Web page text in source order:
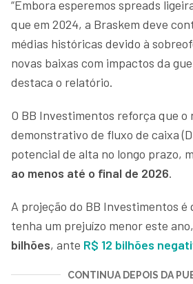
“Embora esperemos spreads
que em 2024, a Braskem deve
médias históricas devido à
novas baixas com impactos da
destaca o relatório.
O BB Investimentos reforça que
demonstrativo de fluxo de caixa
potencial de alta no longo prazo,
ao menos até o final de 2026.
A projeção do BB Investimentos é
tenha um prejuízo menor este
bilhões, ante R$ 12 bilhões
CONTINUA DEPOIS DA